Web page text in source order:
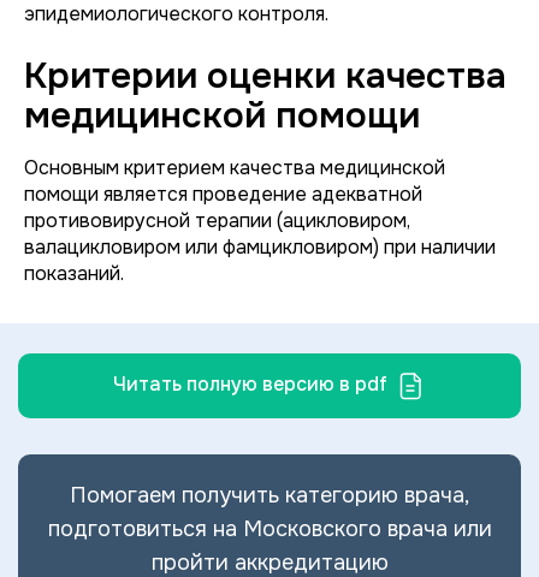
эпидемиологического контроля.
Критерии оценки качества
медицинской помощи
Основным критерием качества медицинской
помощи является проведение адекватной
противовирусной терапии (ацикловиром,
валацикловиром или фамцикловиром) при наличии
показаний.
Читать полную версию в pdf
Помогаем получить категорию врача,
подготовиться на Московского врача или
пройти аккредитацию